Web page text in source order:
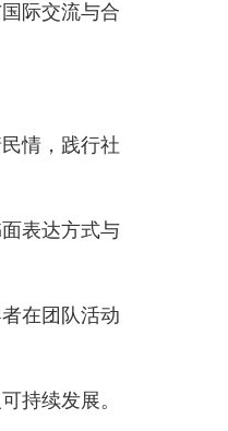
际交流与合
情，践行社
表达方式与
在团队活动
持续发展。